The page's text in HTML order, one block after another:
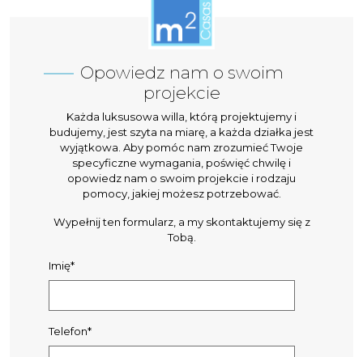
Opowiedz nam o swoim
projekcie
Każda luksusowa willa, którą projektujemy i
budujemy, jest szyta na miarę, a każda działka jest
wyjątkowa. Aby pomóc nam zrozumieć Twoje
specyficzne wymagania, poświęć chwilę i
opowiedz nam o swoim projekcie i rodzaju
pomocy, jakiej możesz potrzebować.
Wypełnij ten formularz, a my skontaktujemy się z
Tobą.
Imię*
Telefon*